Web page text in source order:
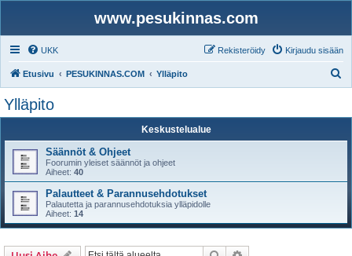
www.pesukinnas.com
UKK Kirjaudu sisään
Rekisteröidy
Etusivu PESUKINNAS.COM Ylläpito
Ylläpito
Keskustelualue
Säännöt & Ohjeet
Foorumin yleiset säännöt ja ohjeet
Aiheet: 40
Palautteet & Parannusehdotukset
Palautetta ja parannusehdotuksia ylläpidolle
Aiheet: 14